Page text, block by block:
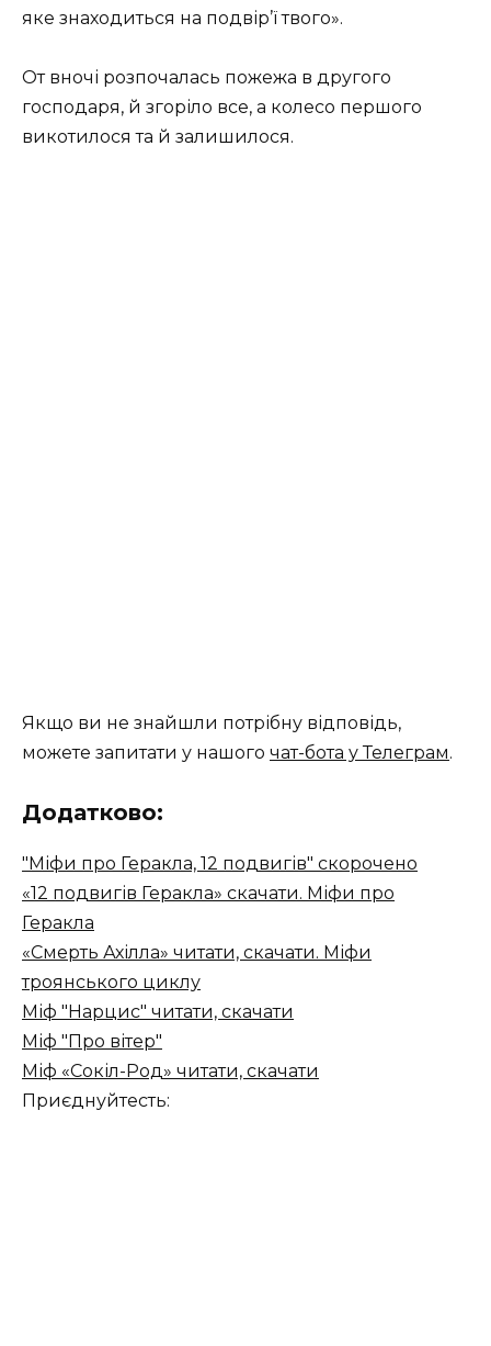
яке знаходиться на подвір’ї твого».
От вночі розпочалась пожежа в другого
господаря, й згоріло все, а колесо першого
викотилося та й залишилося.
Якщо ви не знайшли потрібну відповідь,
можете запитати у нашого чат-бота у Телеграм.
Додатково:
"Міфи про Геракла, 12 подвигів" скорочено
«12 подвигів Геракла» скачати. Міфи про
Геракла
«Смерть Ахілла» читати, скачати. Міфи
троянського циклу
Міф "Нарцис" читати, скачати
Міф "Про вітер"
Міф «Сокіл-Род» читати, скачати
Приєднуйтесть: